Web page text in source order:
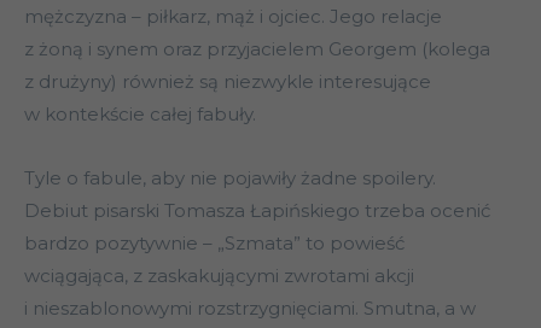
mężczyzna – piłkarz, mąż i ojciec. Jego relacje
z żoną i synem oraz przyjacielem Georgem (kolega
z drużyny) również są niezwykle interesujące
w kontekście całej fabuły.
Tyle o fabule, aby nie pojawiły żadne spoilery.
Debiut pisarski Tomasza Łapińskiego trzeba ocenić
bardzo pozytywnie – „Szmata” to powieść
wciągająca, z zaskakującymi zwrotami akcji
i nieszablonowymi rozstrzygnięciami. Smutna, a w